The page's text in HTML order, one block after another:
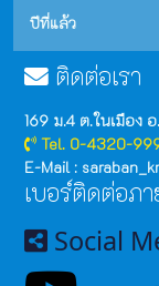
ปีที่แล้ว
ติดต่อเรา
169 ม.4 ต.ในเมือง
Tel. 0-4320-
E-Mail :
เบอร์ติดต่อภ
Social